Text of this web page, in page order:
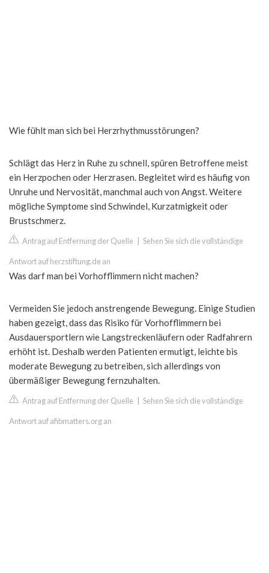
Wie fühlt man sich bei Herzrhythmusstörungen?
Schlägt das Herz in Ruhe zu schnell, spüren Betroffene meist
ein Herzpochen oder Herzrasen. Begleitet wird es häufig von
Unruhe und Nervosität, manchmal auch von Angst. Weitere
mögliche Symptome sind Schwindel, Kurzatmigkeit oder
Brustschmerz.
Antrag auf Entfernung der Quelle Sehen Sie sich die vollständige
Antwort auf herzstiftung.de an
Was darf man bei Vorhofflimmern nicht machen?
Vermeiden Sie jedoch anstrengende Bewegung. Einige Studien
haben gezeigt, dass das Risiko für Vorhofflimmern bei
Ausdauersportlern wie Langstreckenläufern oder Radfahrern
erhöht ist. Deshalb werden Patienten ermutigt, leichte bis
moderate Bewegung zu betreiben, sich allerdings von
übermäßiger Bewegung fernzuhalten.
Antrag auf Entfernung der Quelle Sehen Sie sich die vollständige
Antwort auf afibmatters.org an